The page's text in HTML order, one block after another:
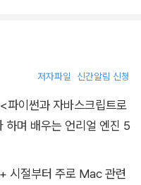
다.
저자파일 신간알림 신청
<파이썬과 자바스크립트로
하며 배우는 언리얼 엔진 5
시절부터 주로 Mac 관련